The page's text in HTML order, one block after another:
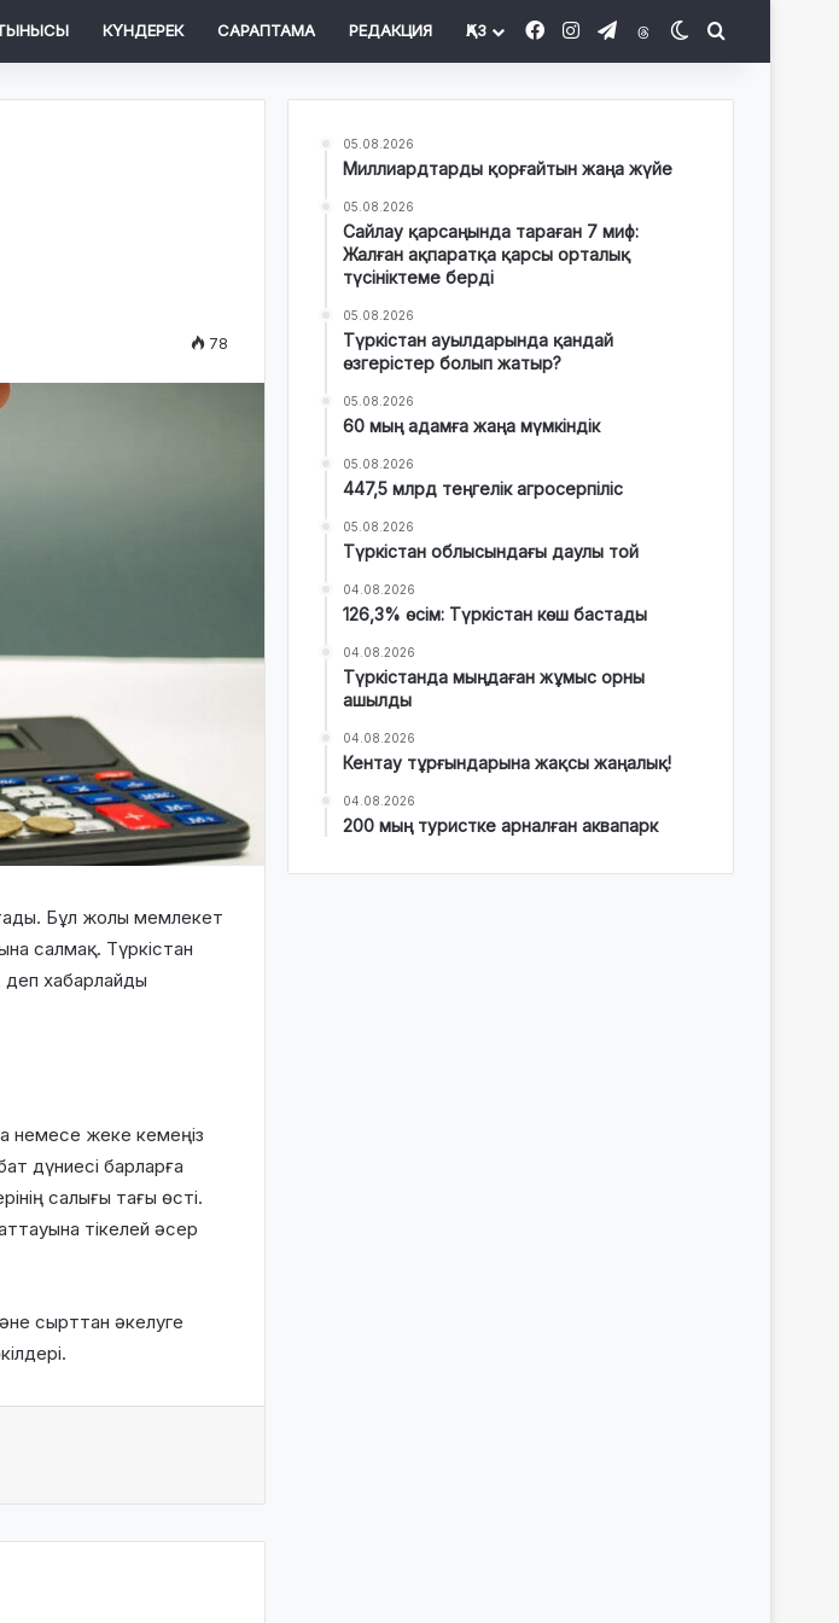
КҮНДЕРЕК САРАПТАМА РЕДАКЦИЯ ҚАЗ FacebookInstagram
TelegramThreadsSwitch skin
78
Бұл жолы мемлекет
салмақ. Түркістан
хабарлайды
немесе жеке кемеңіз
дүниесі барларға
салығы тағы өсті.
тікелей әсер
сырттан әкелуге
05.08.2026
Миллиардтарды қорғайтын жаңа жүйе
05.08.2026
Сайлау қарсаңында тараған 7 миф:
Жалған ақпаратқа қарсы орталық
түсініктеме берді
05.08.2026
Түркістан ауылдарында қандай
өзгерістер болып жатыр?
05.08.2026
60 мың адамға жаңа мүмкіндік
05.08.2026
447,5 млрд теңгелік агросерпіліс
05.08.2026
Түркістан облысындағы даулы той
04.08.2026
126,3% өсім: Түркістан көш бастады
04.08.2026
Түркістанда мыңдаған жұмыс орны
ашылды
04.08.2026
Кентау тұрғындарына жақсы жаңалық!
04.08.2026
200 мың туристке арналған аквапарк